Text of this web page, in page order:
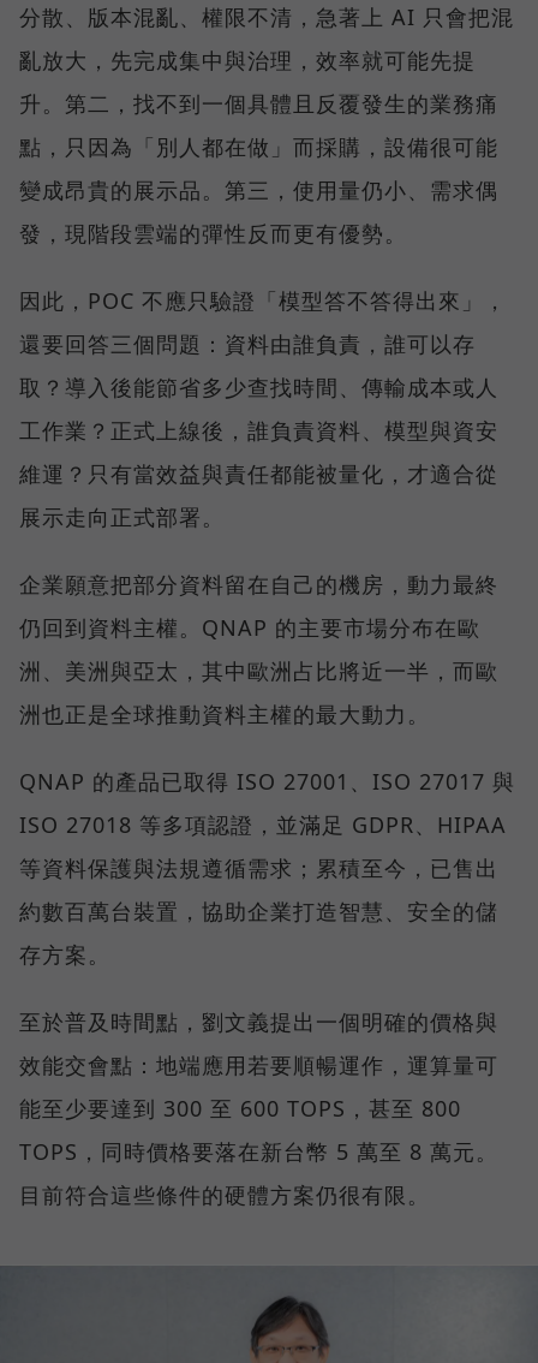
分散、版本混亂、權限不清，急著上 AI 只會把混
亂放大，先完成集中與治理，效率就可能先提
升。第二，找不到一個具體且反覆發生的業務痛
點，只因為「別人都在做」而採購，設備很可能
變成昂貴的展示品。第三，使用量仍小、需求偶
發，現階段雲端的彈性反而更有優勢。
因此，POC 不應只驗證「模型答不答得出來」，
還要回答三個問題：資料由誰負責，誰可以存
取？導入後能節省多少查找時間、傳輸成本或人
工作業？正式上線後，誰負責資料、模型與資安
維運？只有當效益與責任都能被量化，才適合從
展示走向正式部署。
企業願意把部分資料留在自己的機房，動力最終
仍回到資料主權。QNAP 的主要市場分布在歐
洲、美洲與亞太，其中歐洲占比將近一半，而歐
洲也正是全球推動資料主權的最大動力。
QNAP 的產品已取得 ISO 27001、ISO 27017 與
ISO 27018 等多項認證，並滿足 GDPR、HIPAA
等資料保護與法規遵循需求；累積至今，已售出
約數百萬台裝置，協助企業打造智慧、安全的儲
存方案。
至於普及時間點，劉文義提出一個明確的價格與
效能交會點：地端應用若要順暢運作，運算量可
能至少要達到 300 至 600 TOPS，甚至 800
TOPS，同時價格要落在新台幣 5 萬至 8 萬元。
目前符合這些條件的硬體方案仍很有限。